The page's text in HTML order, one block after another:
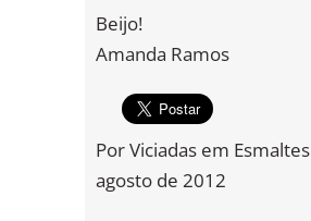
Beijo!
Amanda Ramos
PorViciadas em Esmaltes
agosto de 2012